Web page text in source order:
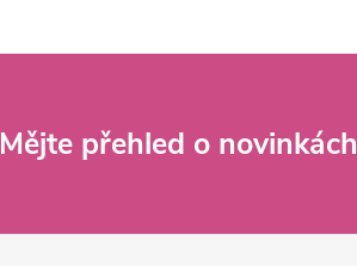
Mějte přehled o novinkách